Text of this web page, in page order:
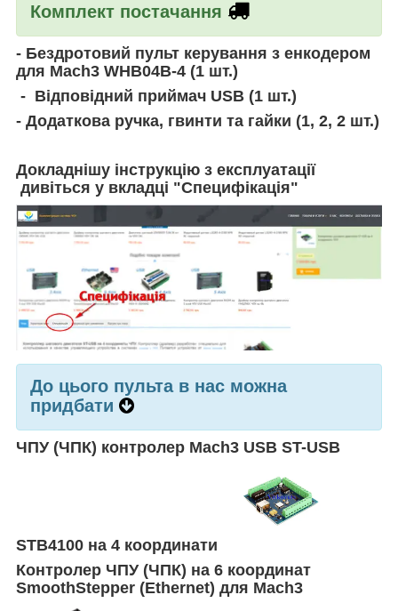
Комплект постачання
- Бездротовий пульт керування з енкодером
для Mach3 WHB04B-4 (1 шт.)
- Відповідний приймач USB (1 шт.)
- Додаткова ручка, гвинти та гайки (1, 2, 2 шт.)
Докладнішу інструкцію з експлуатації
дивіться у вкладці "Специфікація"
До цього пульта в нас можна
придбати
ЧПУ (ЧПК) контролер Mach3 USB ST-USB
STB4100 на 4 координати
Контролер ЧПУ (ЧПК) на 6 координат
SmoothStepper (Ethernet) для Mach3